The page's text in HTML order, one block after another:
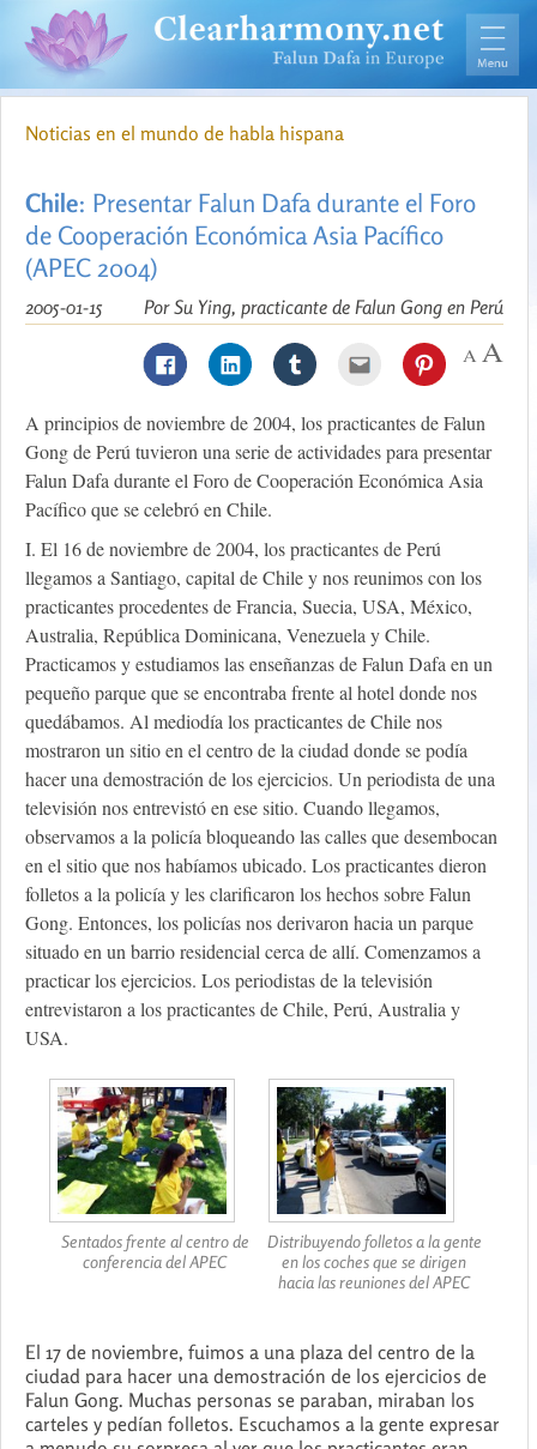
Noticias en el mundo de habla hispana
Chile: Presentar Falun Dafa durante el Foro
de Cooperación Económica Asia Pacífico
(APEC 2004)
Por Su Ying, practicante de Falun Gong en Perú
2005-01-15
A principios de noviembre de 2004, los practicantes de Falun
Gong de Perú tuvieron una serie de actividades para presentar
Falun Dafa durante el Foro de Cooperación Económica Asia
Pacífico que se celebró en Chile.
I. El 16 de noviembre de 2004, los practicantes de Perú
llegamos a Santiago, capital de Chile y nos reunimos con los
practicantes procedentes de Francia, Suecia, USA, México,
Australia, República Dominicana, Venezuela y Chile.
Practicamos y estudiamos las enseñanzas de Falun Dafa en un
pequeño parque que se encontraba frente al hotel donde nos
quedábamos. Al mediodía los practicantes de Chile nos
mostraron un sitio en el centro de la ciudad donde se podía
hacer una demostración de los ejercicios. Un periodista de una
televisión nos entrevistó en ese sitio. Cuando llegamos,
observamos a la policía bloqueando las calles que desembocan
en el sitio que nos habíamos ubicado. Los practicantes dieron
folletos a la policía y les clarificaron los hechos sobre Falun
Gong. Entonces, los policías nos derivaron hacia un parque
situado en un barrio residencial cerca de allí. Comenzamos a
practicar los ejercicios. Los periodistas de la televisión
entrevistaron a los practicantes de Chile, Perú, Australia y
USA.
Sentados frente al centro de
conferencia del APEC
Distribuyendo folletos a la gente
en los coches que se dirigen
hacia las reuniones del APEC
El 17 de noviembre, fuimos a una plaza del centro de la
ciudad para hacer una demostración de los ejercicios de
Falun Gong. Muchas personas se paraban, miraban los
carteles y pedían folletos. Escuchamos a la gente expresar